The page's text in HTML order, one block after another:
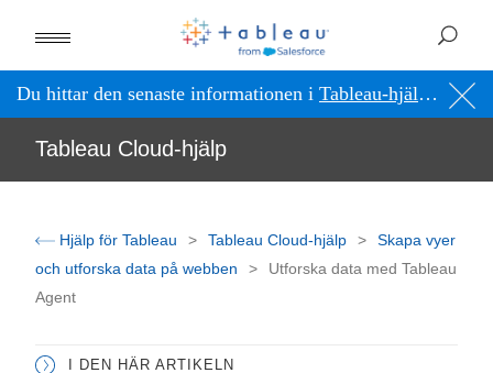
Du hittar den senaste informationen i Tableau-hjälpen på engelska (USA)
Tableau Cloud-hjälp
Hjälp för Tableau Tableau Cloud-hjälp
Skapa vyer
och utforska data på webben
Utforska data med Tableau
Agent
I DEN HÄR ARTIKELN